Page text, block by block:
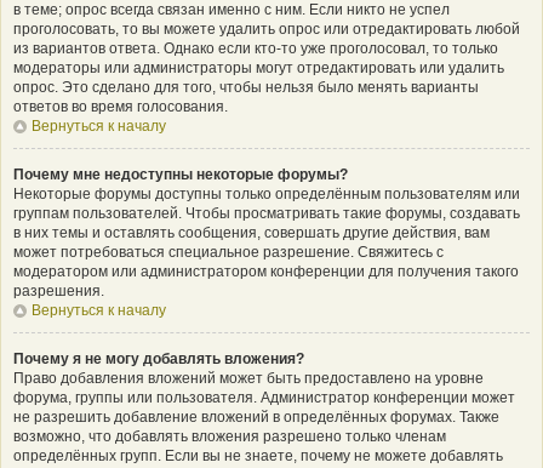
в теме; опрос всегда связан именно с ним. Если никто не успел
проголосовать, то вы можете удалить опрос или отредактировать любой
из вариантов ответа. Однако если кто-то уже проголосовал, то только
модераторы или администраторы могут отредактировать или удалить
опрос. Это сделано для того, чтобы нельзя было менять варианты
ответов во время голосования.
Вернуться к началу
Почему мне недоступны некоторые форумы?
Некоторые форумы доступны только определённым пользователям или
группам пользователей. Чтобы просматривать такие форумы, создавать
в них темы и оставлять сообщения, совершать другие действия, вам
может потребоваться специальное разрешение. Свяжитесь с
модератором или администратором конференции для получения такого
разрешения.
Вернуться к началу
Почему я не могу добавлять вложения?
Право добавления вложений может быть предоставлено на уровне
форума, группы или пользователя. Администратор конференции может
не разрешить добавление вложений в определённых форумах. Также
возможно, что добавлять вложения разрешено только членам
определённых групп. Если вы не знаете, почему не можете добавлять